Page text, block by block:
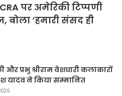
पर अमेरिकी टिप्पणी
बोला ‘हमारी संसद ही
प्रभु श्रीराम वेशधारी कलाकारों
यादव ने किया सम्मानित